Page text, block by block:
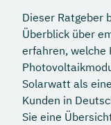
Dieser Ratgeber
Überblick über
erfahren, welche
Solarwatt als
Kunden in
Sie eine